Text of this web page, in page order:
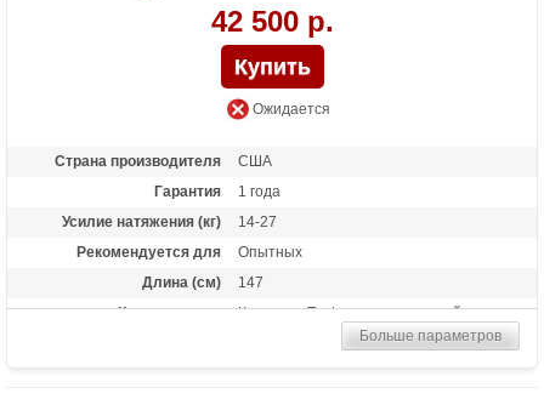
42 500 р.
Ожидается
Страна производителя
США
Гарантия
1 года
Усилие натяжения (кг)
14-27
Рекомендуется для
Опытных
Длина (см)
147
Комплектация
Колчан Tento - замшевый желто-
коричневый, большой (застежка - рог
буйвола), Стрела для лука Bowmaster -
Patriot 500, карбон, 19/64, оперение 5''
Больше параметров